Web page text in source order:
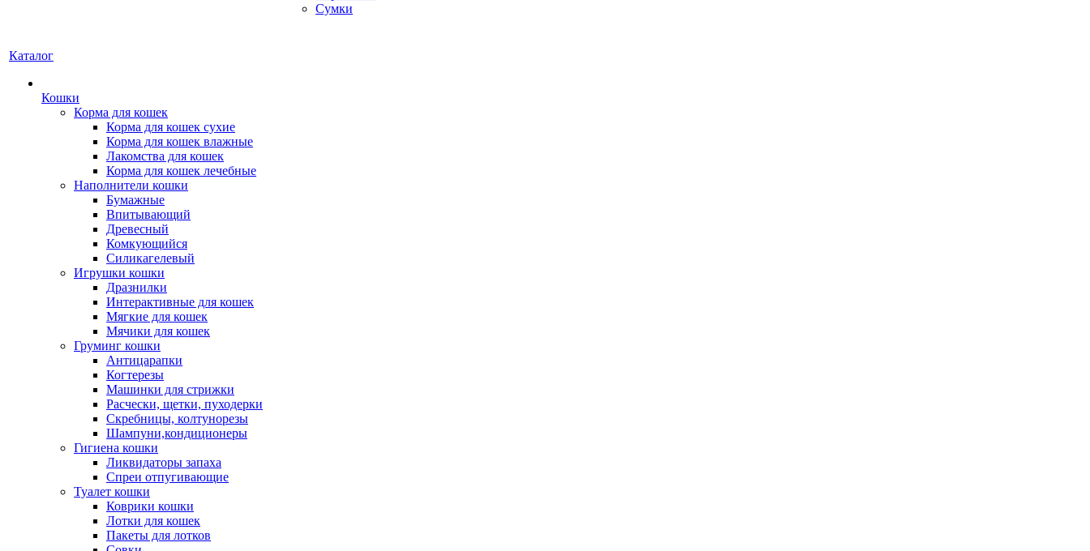
Сумки
Каталог
Кошки
Корма для кошек
Корма для кошек сухие
Корма для кошек влажные
Лакомства для кошек
Корма для кошек лечебные
Наполнители кошки
Бумажные
Впитывающий
Древесный
Комкующийся
Силикагелевый
Игрушки кошки
Дразнилки
Интерактивные для кошек
Мягкие для кошек
Мячики для кошек
Груминг кошки
Антицарапки
Когтерезы
Машинки для стрижки
Расчески, щетки, пуходерки
Скребницы, колтунорезы
Шампуни,кондиционеры
Гигиена кошки
Ликвидаторы запаха
Спреи отпугивающие
Туалет кошки
Коврики кошки
Лотки для кошек
Пакеты для лотков